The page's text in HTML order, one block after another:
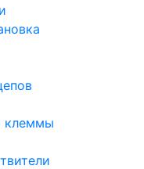
клеммы